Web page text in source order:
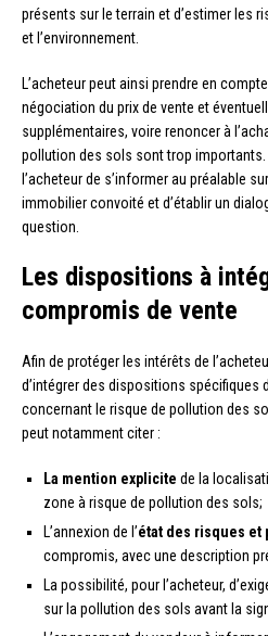
présents sur le terrain et d’estimer les
et l’environnement.
L’acheteur peut ainsi prendre en
négociation du prix de vente et
supplémentaires, voire renoncer à
pollution des sols sont trop
l’acheteur de s’informer au préalable
immobilier convoité et d’établir un
question.
Les dispositions à
compromis de vente
Afin de protéger les intérêts de
d’intégrer des dispositions spécifiques
concernant le risque de pollution des
peut notamment citer :
La mention explicite de la
zone à risque de pollution des sols;
L’annexion de l’état des risques et
compromis, avec une description
La possibilité, pour l’acheteur,
sur la pollution des sols avant la